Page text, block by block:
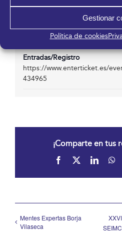
Gestionar
Política de cookies
Otro
Entradas/Registro
https://www.enterticket.es/
434965
¡Comparte en tus
Facebook
Mentes Expertas Borja
Vilaseca
SEIMC